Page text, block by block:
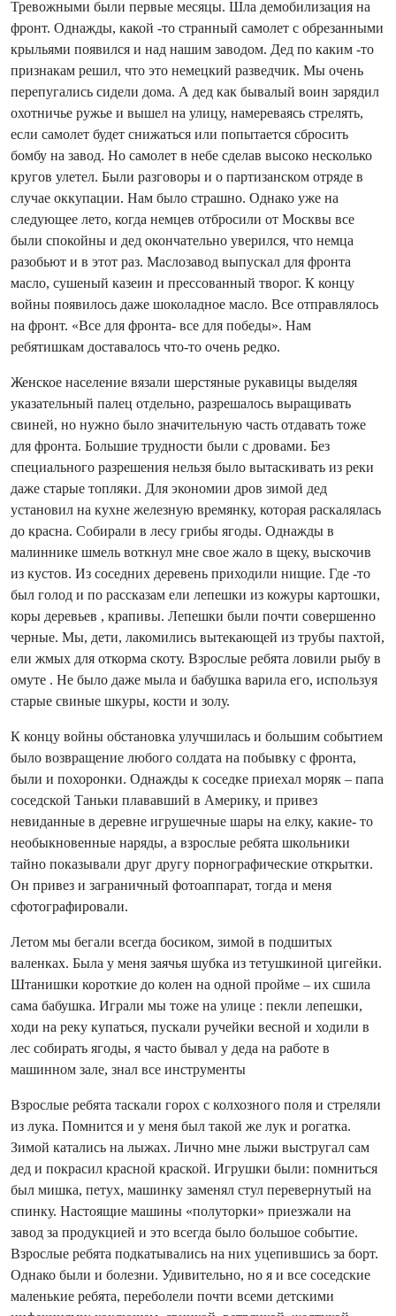
Тревожными были первые месяцы. Шла демобилизация на
фронт. Однажды, какой -то странный самолет с обрезанными
крыльями появился и над нашим заводом. Дед по каким -то
признакам решил, что это немецкий разведчик. Мы очень
перепугались сидели дома. А дед как бывалый воин зарядил
охотничье ружье и вышел на улицу, намереваясь стрелять,
если самолет будет снижаться или попытается сбросить
бомбу на завод. Но самолет в небе сделав высоко несколько
кругов улетел. Были разговоры и о партизанском отряде в
случае оккупации. Нам было страшно. Однако уже на
следующее лето, когда немцев отбросили от Москвы все
были спокойны и дед окончательно уверился, что немца
разобьют и в этот раз. Маслозавод выпускал для фронта
масло, сушеный казеин и прессованный творог. К концу
войны появилось даже шоколадное масло. Все отправлялось
на фронт. «Все для фронта- все для победы». Нам
ребятишкам доставалось что-то очень редко.
Женское население вязали шерстяные рукавицы выделяя
указательный палец отдельно, разрешалось выращивать
свиней, но нужно было значительную часть отдавать тоже
для фронта. Большие трудности были с дровами. Без
специального разрешения нельзя было вытаскивать из реки
даже старые топляки. Для экономии дров зимой дед
установил на кухне железную времянку, которая раскалялась
до красна. Собирали в лесу грибы ягоды. Однажды в
малиннике шмель воткнул мне свое жало в щеку, выскочив
из кустов. Из соседних деревень приходили нищие. Где -то
был голод и по рассказам ели лепешки из кожуры картошки,
коры деревьев , крапивы. Лепешки были почти совершенно
черные. Мы, дети, лакомились вытекающей из трубы пахтой,
ели жмых для откорма скоту. Взрослые ребята ловили рыбу в
омуте . Не было даже мыла и бабушка варила его, используя
старые свиные шкуры, кости и золу.
К концу войны обстановка улучшилась и большим событием
было возвращение любого солдата на побывку с фронта,
были и похоронки. Однажды к соседке приехал моряк – папа
соседской Таньки плававший в Америку, и привез
невиданные в деревне игрушечные шары на елку, какие- то
необыкновенные наряды, а взрослые ребята школьники
тайно показывали друг другу порнографические открытки.
Он привез и заграничный фотоаппарат, тогда и меня
сфотографировали.
Летом мы бегали всегда босиком, зимой в подшитых
валенках. Была у меня заячья шубка из тетушкиной цигейки.
Штанишки короткие до колен на одной пройме – их сшила
сама бабушка. Играли мы тоже на улице : пекли лепешки,
ходи на реку купаться, пускали ручейки весной и ходили в
лес собирать ягоды, я часто бывал у деда на работе в
машинном зале, знал все инструменты
Взрослые ребята таскали горох с колхозного поля и стреляли
из лука. Помнится и у меня был такой же лук и рогатка.
Зимой катались на лыжах. Лично мне лыжи выстругал сам
дед и покрасил красной краской. Игрушки были: помниться
был мишка, петух, машинку заменял стул перевернутый на
спинку. Настоящие машины «полуторки» приезжали на
завод за продукцией и это всегда было большое событие.
Взрослые ребята подкатывались на них уцепившись за борт.
Однако были и болезни. Удивительно, но я и все соседские
маленькие ребята, переболели почти всеми детскими